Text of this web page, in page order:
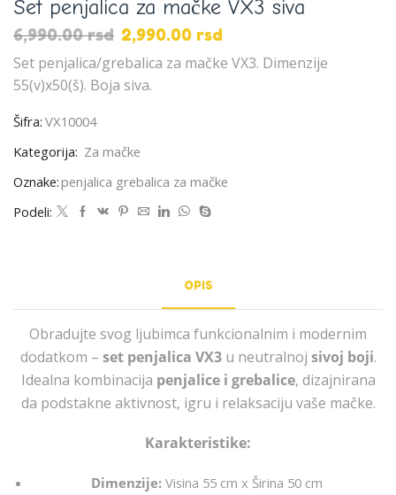
Set penjalica za mačke VX3 siva
6,990.00rsd 2,990.00 rsd
Set penjalica/grebalica za mačke VX3. Dimenzije
55(v)x50(š). Boja siva.
Šifra: VX10004
Kategorija: Za mačke
Oznake:penjalica grebalica za mačke
Podeli:
OPIS
Obradujte svog ljubimca funkcionalnim i modernim
dodatkom – set penjalica VX3u neutralnoj sivoj boji.
Idealna kombinacija penjalice i grebalice, dizajnirana
da podstakne aktivnost, igru i relaksaciju vaše mačke.
Karakteristike:
Dimenzije: Visina 55 cm x Širina 50 cm